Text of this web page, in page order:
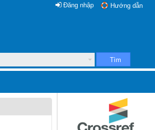
Hướng dẫn
Đăng nhập
Tìm